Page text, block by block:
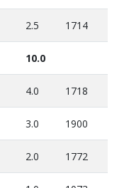
2.5 1714
10.0
4.0 1718
3.0 1900
2.0 1772